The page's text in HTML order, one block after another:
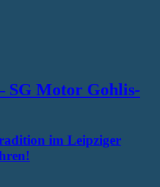
SG Motor Gohlis-
im Leipziger